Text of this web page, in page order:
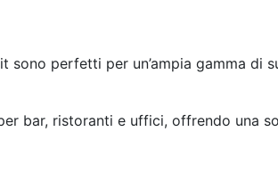
sono perfetti per un’ampia gamma di
bar, ristoranti e uffici, offrendo una